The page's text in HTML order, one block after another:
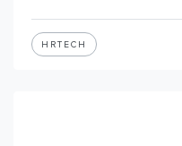
HRTECH